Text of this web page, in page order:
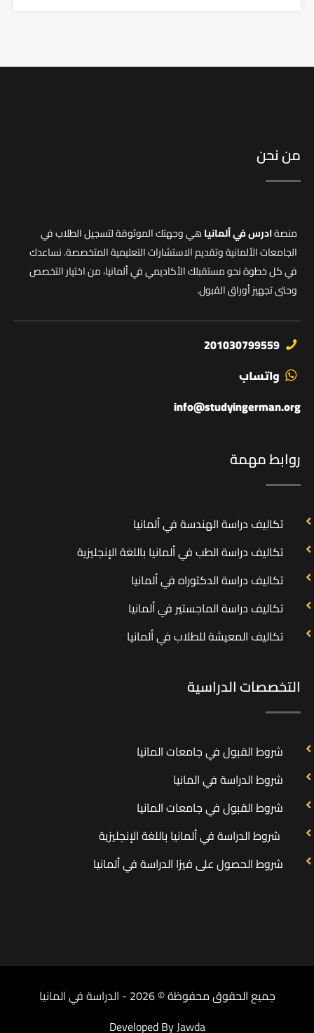
من نحن
منصةادرس في ألمانياهي وجهتك الموثوقة لتسجيل الطلاب في
الجامعات الألمانية وتقديم الاستشارات التعليمية المتخصصة. نساعدك
في كل خطوة نحو مستقبلك الأكاديمي في ألمانيا، من اختيار التخصص
وحتى تجهيز أوراق القبول.
201030799559
واتساب
info@studyingerman.org
روابط مهمة
تكاليف دراسة الهندسة في ألمانيا
تكاليف دراسة الطب في ألمانيا باللغة الإنجليزية
تكاليف دراسة الدكتوراه في ألمانيا
تكاليف دراسة الماجستير في ألمانيا
تكاليف المعيشة للطلاب في ألمانيا
التخصصات الدراسية
شروط القبول في جامعات المانيا
شروط الدراسة في المانيا
شروط القبول في جامعات المانيا
شروط الدراسة في ألمانيا باللغة الإنجليزية
شروط الحصول على فيزا الدراسة في ألمانيا
جميع الحقوق محفوظة © 2026 -
الدراسة في المانيا
Developed ByJawda